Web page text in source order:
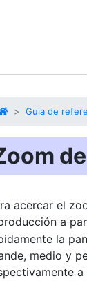
Guia de
acercar el
a
la
medio y